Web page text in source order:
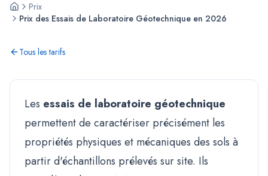
Prix
Prix des Essais de Laboratoire Géotechnique en 2026
Tous les tarifs
Les essais de laboratoire géotechnique
permettent de caractériser précisément les
propriétés physiques et mécaniques des sols à
partir d'échantillons prélevés sur site. Ils